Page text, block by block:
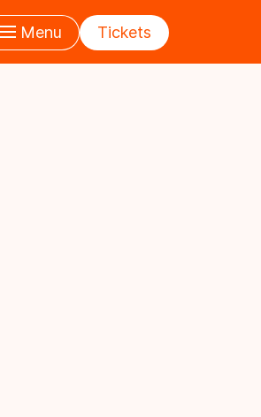
Menu Tickets